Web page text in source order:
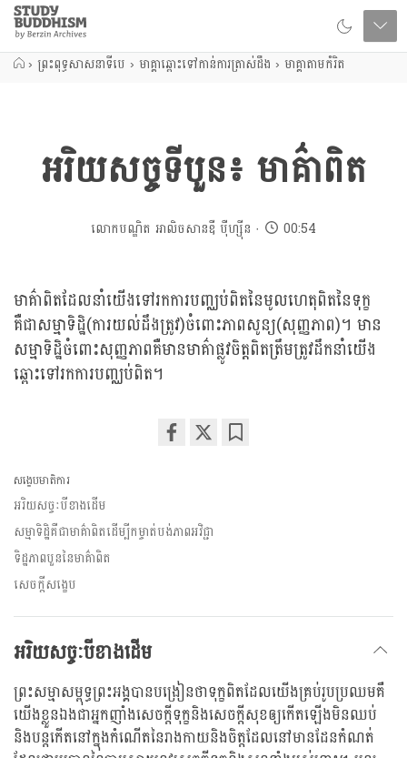
Close
Study
Buddhism
Home
› ព្រះពុទ្ធសាសនាទីបេ › មាគ្គាឆ្ពោះទៅកាន់ការត្រាស់ដឹង › មាគ្គាតាមកំរិត
អរិយសច្ចទីបួន៖ មាគ៌ាពិត
លោកបណ្ឌិត អាលិចសានឌឺ បុឺហ្សុីន 00:54
មាគ៌ាពិតដែលនាំយើងទៅរកការបញ្ឈប់ពិតនៃមូលហេតុពិតនៃទុក្ខ
គឺជាសម្មាទិដ្ឋិ(ការយល់ដឹងត្រូវ)ចំពោះភាពសូន្យ(សុញ្ញភាព)។ មាន
សម្មាទិដ្ឋិចំពោះសុញ្ញភាពគឺមានមាគ៌ាផ្លូវចិត្តពិតត្រឹមត្រូវដឹកនាំយើង
ឆ្ពោះទៅរកការបញ្ឈប់ពិត។
សង្ខេបមាតិការ
អរិយសច្ចៈបីខាងដើម
សម្មាទិដ្ឋិគឺជាមាគ៌ាពិតដើម្បីកម្ចាត់បង់ភាពអវិជ្ជា
ទិដ្ឋភាពបួននៃមាគ៌ាពិត
សេចក្តីសង្ខេប
អរិយសច្ចៈបីខាងដើម
ព្រះសម្មាសម្ពុទ្ធព្រះអង្គបានបង្រៀនថាទុក្ខពិតដែលយើងគ្រប់រូបប្រឈមគឺ
យើងខ្លួនឯងជាអ្នកញាំងសេចក្តីទុក្ខនិងសេចក្តីសុខឲ្យកើតឡើងមិនឈប់
និងបន្តកើតនៅក្នុងកំណើតនៃរាងកាយនិងចិត្តដែលនៅមានដែនកំណត់